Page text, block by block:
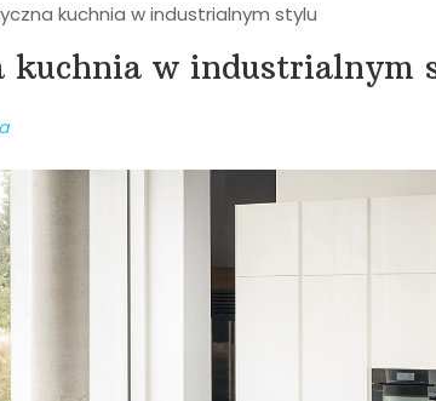
kuchnia w industrialnym stylu
kuchnia w industrialnym